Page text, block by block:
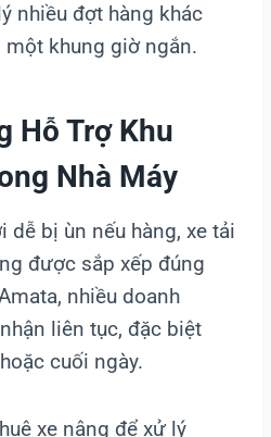
nhiều đợt hàng khác
một khung giờ ngắn.
Hỗ Trợ Khu
Nhà Máy
dễ bị ùn nếu hàng, xe tải
được sắp xếp đúng
nhiều doanh
liên tục, đặc biệt
cuối ngày.
xe nâng để xử lý